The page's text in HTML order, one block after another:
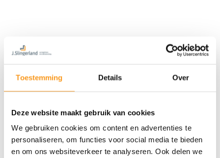
Toestemming Details Over
Deze website maakt gebruik van cookies
We gebruiken cookies om content en advertenties te
personaliseren, om functies voor social media te bieden
en om ons websiteverkeer te analyseren. Ook delen we